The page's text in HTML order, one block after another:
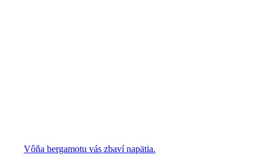
Vôňa bergamotu vás zbaví napätia.